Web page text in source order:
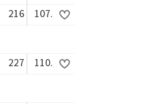
216 107.
227 110.